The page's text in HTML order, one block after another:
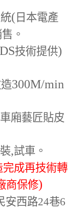
( 日本電產
。
技術提供)
300M/min
廂藝匠貼皮
,試車。
完成再技術轉
商保修)
安西路24巷6